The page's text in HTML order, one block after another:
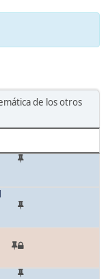
de los otros